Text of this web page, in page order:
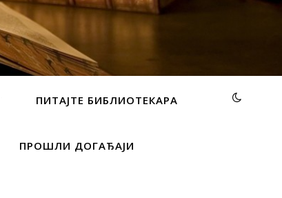
ПИТАЈТЕ БИБЛИОТЕКАРА
ПРОШЛИ ДОГАЂАЈИ